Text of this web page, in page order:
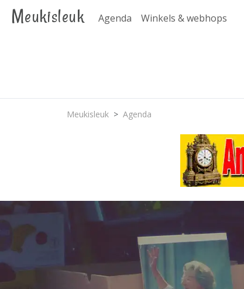
Meukisleuk Agenda Winkels & webhops
Meukisleuk Agenda